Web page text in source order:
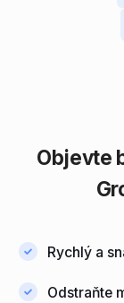
Objevte
Rychlý a
Odstraňte